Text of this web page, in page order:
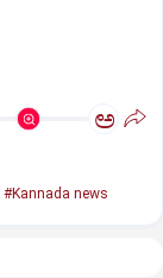
ಅ
#Kannada news